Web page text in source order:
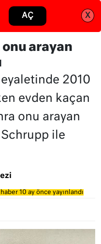
Abone ol Giriş
onu arayan
eyaletinde 2010
evden kaçan
onu arayan
ile
haber 10 ay önce yayınlandı